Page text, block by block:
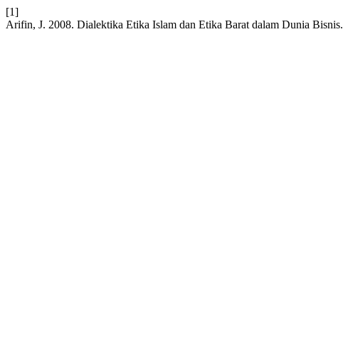
[1]
Arifin, J. 2008. Dialektika Etika Islam dan Etika Barat dalam Dunia Bisnis.